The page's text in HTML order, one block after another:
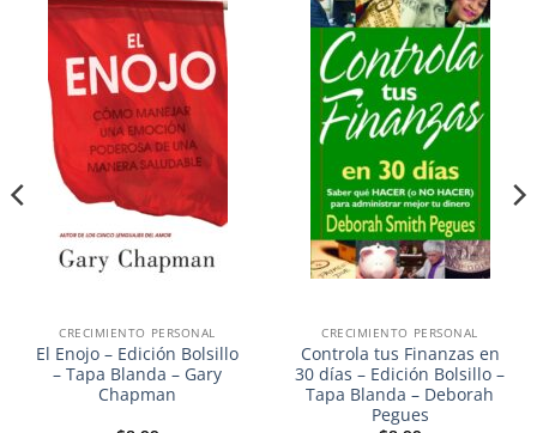
Añadir
a la
lista de
deseos
CRECIMIENTO PERSONAL
El Enojo – Edición Bolsillo
– Tapa Blanda – Gary
Chapman
Añadir
a la
lista de
deseos
CRECIMIENTO PERSONAL
Controla tus Finanzas en
30 días – Edición Bolsillo –
Tapa Blanda – Deborah
Pegues